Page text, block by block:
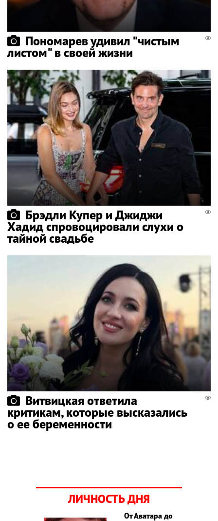
Пономарев удивил "чистым
листом" в своей жизни
Брэдли Купер и Джиджи
Хадид спровоцировали слухи о
тайной свадьбе
Витвицкая ответила
критикам, которые высказались
о ее беременности
ЛИЧНОСТЬ ДНЯ
От Аватара до